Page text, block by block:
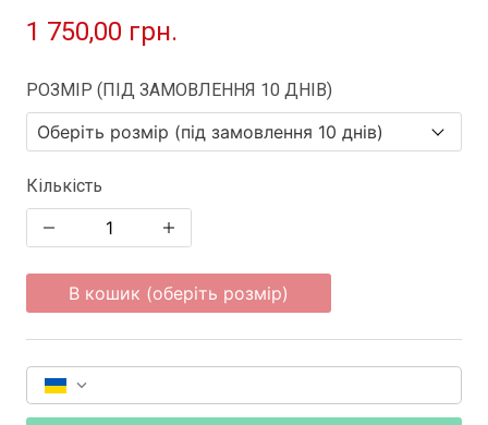
1 750,00 грн.
РОЗМІР (ПІД ЗАМОВЛЕННЯ 10 ДНІВ)
Кількість
В кошик (оберіть розмір)